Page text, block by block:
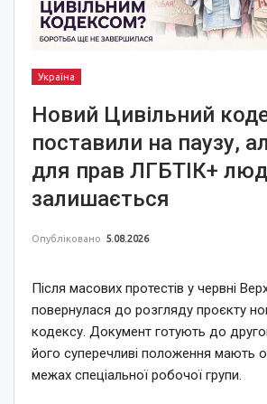
Україна
Новий Цивільний
поставили на паузу,
для прав ЛГБТІК+
залишається
Опубліковано 5.08.2026
Після масових протестів у червні
повернулася до розгляду проєкту
кодексу. Документ готують до
його суперечливі положення мають
межах спеціальної робочої групи.